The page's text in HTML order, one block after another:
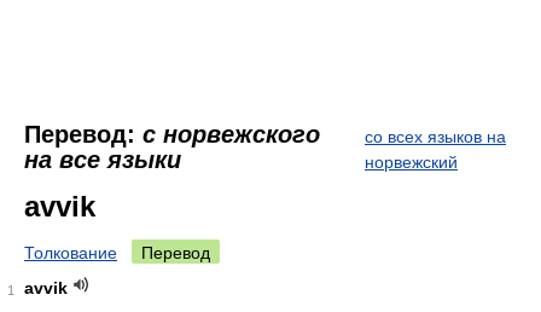
Перевод: с норвежского
на все языки
со всех языков на
норвежский
avvik
Толкование Перевод
1
avvik